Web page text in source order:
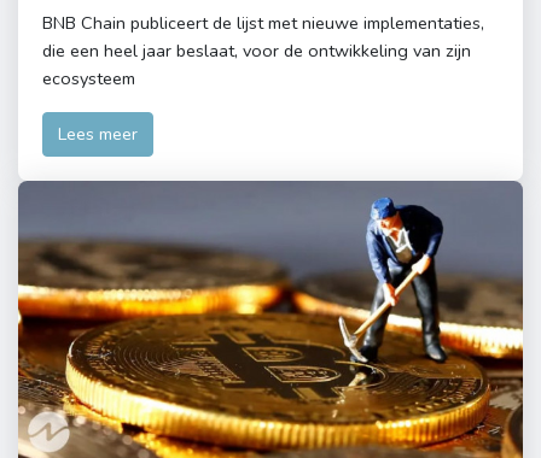
BNB Chain publiceert de lijst met nieuwe implementaties,
die een heel jaar beslaat, voor de ontwikkeling van zijn
ecosysteem
Lees meer